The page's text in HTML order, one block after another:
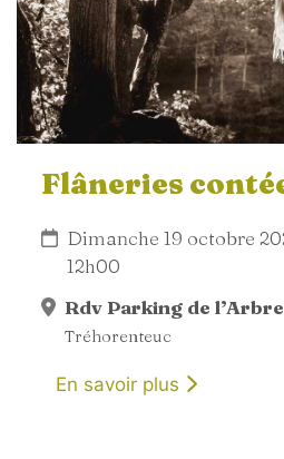
Flâneries
Dimanche 19 octobre
12h00
Rdv Parking de
Tréhorenteuc
En savoir plus